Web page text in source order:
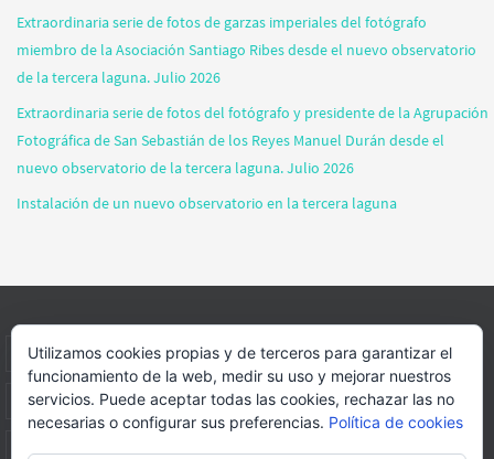
Extraordinaria serie de fotos de garzas imperiales del fotógrafo
miembro de la Asociación Santiago Ribes desde el nuevo observatorio
de la tercera laguna. Julio 2026
Extraordinaria serie de fotos del fotógrafo y presidente de la Agrupación
Fotográfica de San Sebastián de los Reyes Manuel Durán desde el
nuevo observatorio de la tercera laguna. Julio 2026
Instalación de un nuevo observatorio en la tercera laguna
INICIO INFORMACIÓN ASOCIACION SUS HABITANTES
FOTOS VIDEOS BLOG PATROCINADORES DONACIONES
Utilizamos cookies propias y de terceros para garantizar el
funcionamiento de la web, medir su uso y mejorar nuestros
servicios. Puede aceptar todas las cookies, rechazar las no
necesarias o configurar sus preferencias. Política de cookies